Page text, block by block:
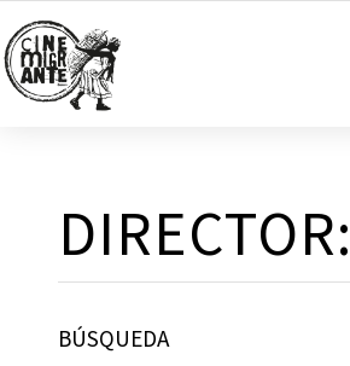
DIRECTOR:
BÚSQUEDA